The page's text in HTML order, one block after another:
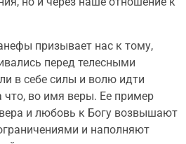
призывает нас к тому,
перед телесными
в себе силы и волю идти
что, во имя веры. Ее пример
и любовь к Богу возвышают
и наполняют